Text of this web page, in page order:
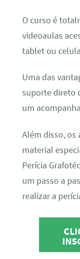
O curso é
videoaulas
tablet ou
Uma das
suporte direto
um
Além disso, os
material
Perícia
um passo a
realizar a